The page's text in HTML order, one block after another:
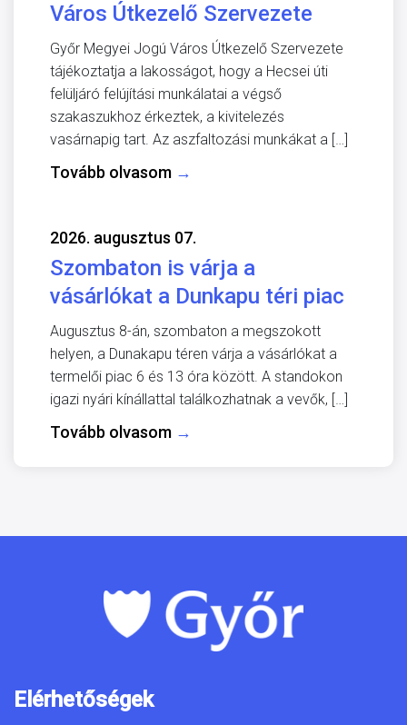
Város Útkezelő Szervezete
Győr Megyei Jogú Város Útkezelő Szervezete
tájékoztatja a lakosságot, hogy a Hecsei úti
felüljáró felújítási munkálatai a végső
szakaszukhoz érkeztek, a kivitelezés
vasárnapig tart. Az aszfaltozási munkákat a […]
Tovább olvasom →
2026. augusztus 07.
Szombaton is várja a
vásárlókat a Dunkapu téri piac
Augusztus 8-án, szombaton a megszokott
helyen, a Dunakapu téren várja a vásárlókat a
termelői piac 6 és 13 óra között. A standokon
igazi nyári kínállattal találkozhatnak a vevők, […]
Tovább olvasom →
Elérhetőségek